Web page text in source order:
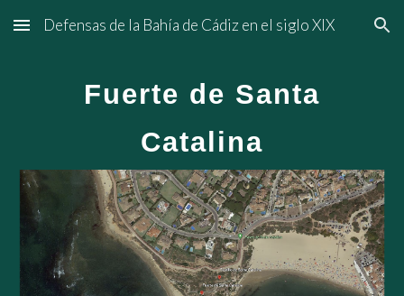
Skip to main content Skip to navigation
Defensas de la Bahía de Cádiz en el siglo XIX
Fuerte de Santa
Catalina